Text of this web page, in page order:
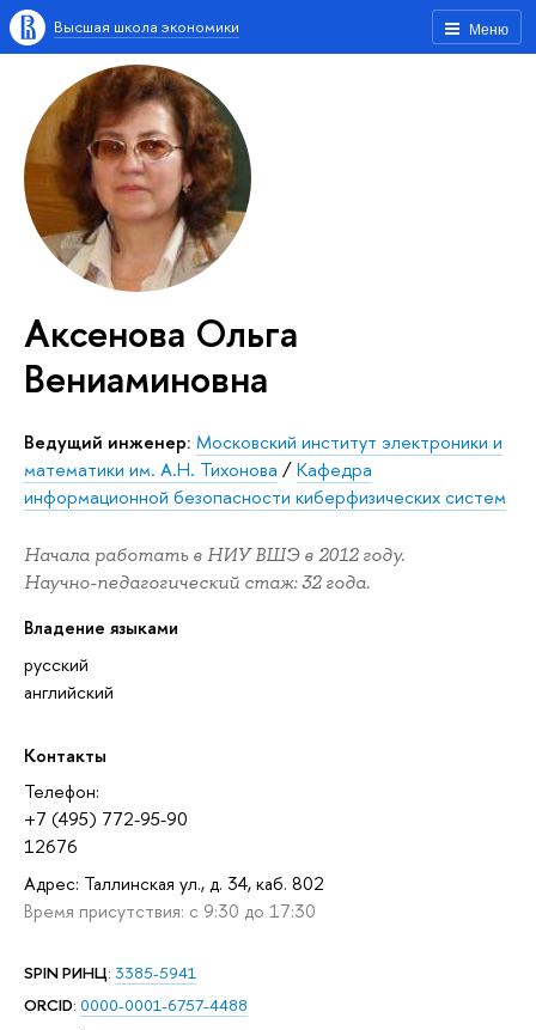
Меню
Высшая школа экономики
Аксенова Ольга
Вениаминовна
Ведущий инженер: Московский институт электроники и
математики им. А.Н. Тихонова /Кафедра
информационной безопасности киберфизических систем
Начала работать в НИУ ВШЭ в 2012 году.
Научно-педагогический стаж: 32 года.
Владение языками
русский
английский
Контакты
Телефон:
+7 (495) 772-95-90
12676
Адрес: Таллинская ул., д. 34, каб. 802
Время присутствия: с 9:30 до 17:30
SPIN РИНЦ: 3385-5941
ORCID: 0000-0001-6757-4488